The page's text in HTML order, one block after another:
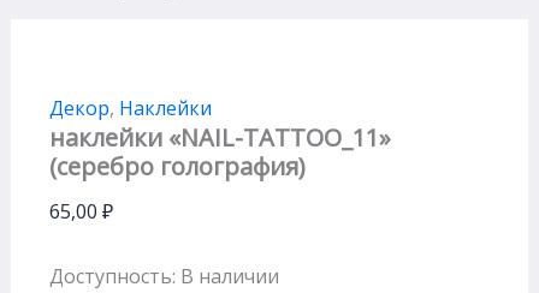
Декор, Наклейки
наклейки «NAIL-TATTOO_11»
(серебро голография)
65,00 ₽
Доступность: В наличии